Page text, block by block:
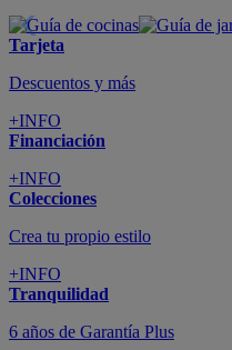
Tarjeta
Descuentos y más
+INFO
Financiación
+INFO
Colecciones
Crea tu propio estilo
+INFO
Tranquilidad
6 años de Garantía Plus